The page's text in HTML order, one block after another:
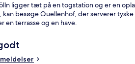
ligger tæt på en togstation og er en
kan besøge Quellenhof, der serverer
en terrasse og en have.